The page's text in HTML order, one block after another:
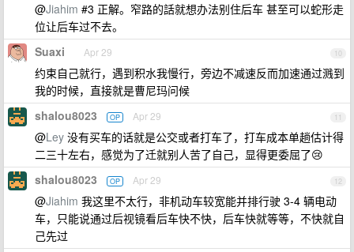
@Jiahim #3 正解。窄路的話就想办法别住后车 甚至可以蛇形走
位让后车过不去。
10
Suaxi Apr 29
约束自己就行，遇到积水我慢行，旁边不减速反而加速通过溅到
我的时候，直接就是曹尼玛问候
11
shalou8023 OP Apr 29
@Ley 没有买车的话就是公交或者打车了，打车成本单趟估计得
二三十左右，感觉为了迁就别人苦了自己，显得更委屈了😢
12
shalou8023 OP Apr 29
@Jiahim 我这里不太行，非机动车较宽能并排行驶 3-4 辆电动
车，只能说通过后视镜看后车快不快，后车快就等等，不快就自
己先过